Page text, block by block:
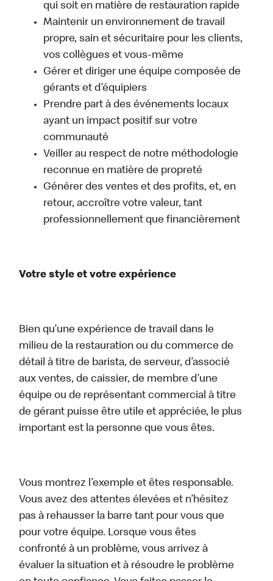
qui soit en matière de restauration rapide
Maintenir un environnement de travail
propre, sain et sécuritaire pour les clients,
vos collègues et vous-même
Gérer et diriger une équipe composée de
gérants et d’équipiers
Prendre part à des événements locaux
ayant un impact positif sur votre
communauté
Veiller au respect de notre méthodologie
reconnue en matière de propreté
Générer des ventes et des profits, et, en
retour, accroître votre valeur, tant
professionnellement que financièrement
Votre style et votre expérience
Bien qu’une expérience de travail dans le
milieu de la restauration ou du commerce de
détail à titre de barista, de serveur, d’associé
aux ventes, de caissier, de membre d’une
équipe ou de représentant commercial à titre
de gérant puisse être utile et appréciée, le plus
important est la personne que vous êtes.
Vous montrez l’exemple et êtes responsable.
Vous avez des attentes élevées et n’hésitez
pas à rehausser la barre tant pour vous que
pour votre équipe. Lorsque vous êtes
confronté à un problème, vous arrivez à
évaluer la situation et à résoudre le problème